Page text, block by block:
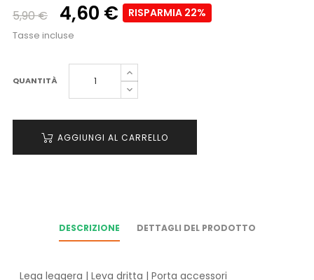
5,90 € 4,60 € RISPARMIA 22%
Tasse incluse
QUANTITÀ
AGGIUNGI AL CARRELLO
DESCRIZIONE DETTAGLI DEL PRODOTTO
Lega leggera | Leva dritta | Porta accessori